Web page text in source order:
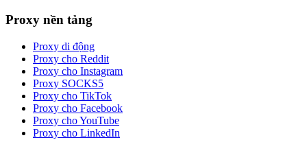
Proxy nền tảng
Proxy di động
Proxy cho Reddit
Proxy cho Instagram
Proxy SOCKS5
Proxy cho TikTok
Proxy cho Facebook
Proxy cho YouTube
Proxy cho LinkedIn